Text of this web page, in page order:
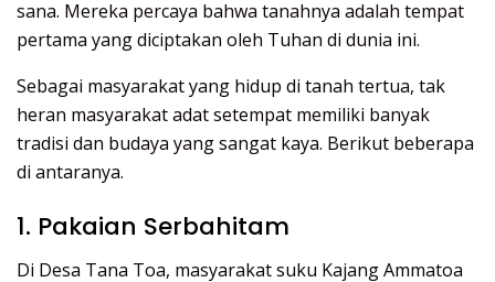
sana. Mereka percaya bahwa tanahnya adalah tempat
pertama yang diciptakan oleh Tuhan di dunia ini.
Sebagai masyarakat yang hidup di tanah tertua, tak
heran masyarakat adat setempat memiliki banyak
tradisi dan budaya yang sangat kaya. Berikut beberapa
di antaranya.
1. Pakaian Serbahitam
Di Desa Tana Toa, masyarakat suku Kajang Ammatoa